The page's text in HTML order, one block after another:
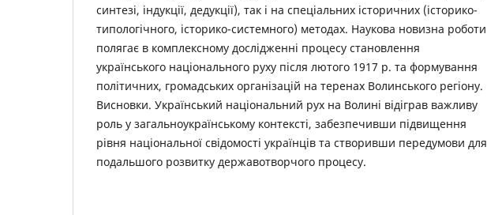
синтезі, індукції, дедукції), так і на спеціальних історичних (історико-
типологічного, історико-системного) методах. Наукова новизна роботи
полягає в комплексному дослідженні процесу становлення
українського національного руху після лютого 1917 р. та формування
політичних, громадських організацій на теренах Волинського регіону.
Висновки. Український національний рух на Волині відіграв важливу
роль у загальноукраїнському контексті, забезпечивши підвищення
рівня національної свідомості українців та створивши передумови для
подальшого розвитку державотворчого процесу.